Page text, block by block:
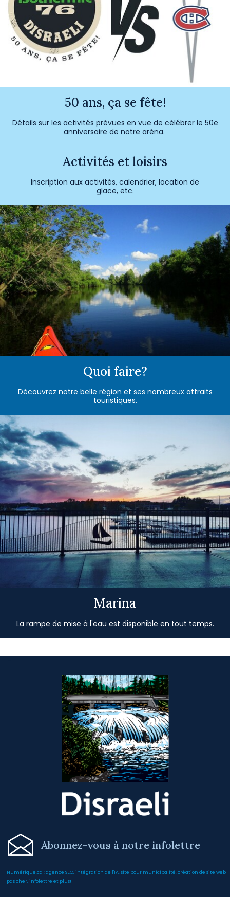
50 ans, ça se fête!
Détails sur les activités prévues en vue de célébrer le 50e
anniversaire de notre aréna.
Activités et loisirs
Inscription aux activités, calendrier, location de
glace, etc.
Quoi faire?
Découvrez notre belle région et ses nombreux attraits
touristiques.
Marina
La rampe de mise à l'eau est disponible en tout temps.
Abonnez-vous à notre infolettre
Numérique.ca :agence SEO,intégration de l'IA,site pour municipalité,création de site web
pas cher,infolettre et plus!